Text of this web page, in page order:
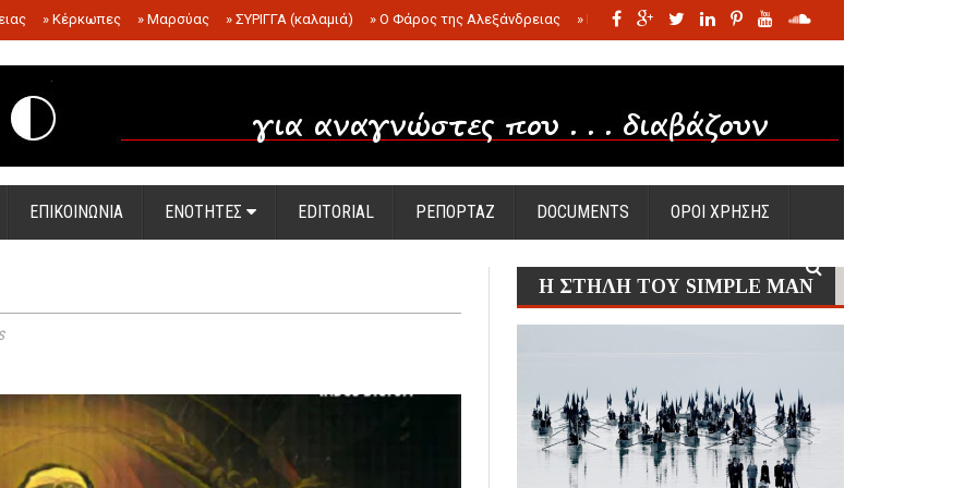
» Κέρκωπες » Μαρσύας » ΣΥΡΙΓΓΑ (καλαμιά) » Ο Φάρος της Αλεξάνδρειας » Η σφαγή των νηπίων της Σάντας
.
ΕΠΙΚΟΙΝΩΝΙΑ ΕΝΟΤΗΤΕΣ EDITORIAL ΡΕΠΟΡΤΑΖ DOCUMENTS ΟΡΟΙ ΧΡΗΣΗΣ
Η ΣΤΗΛΗ ΤΟΥ SIMPLE MAN